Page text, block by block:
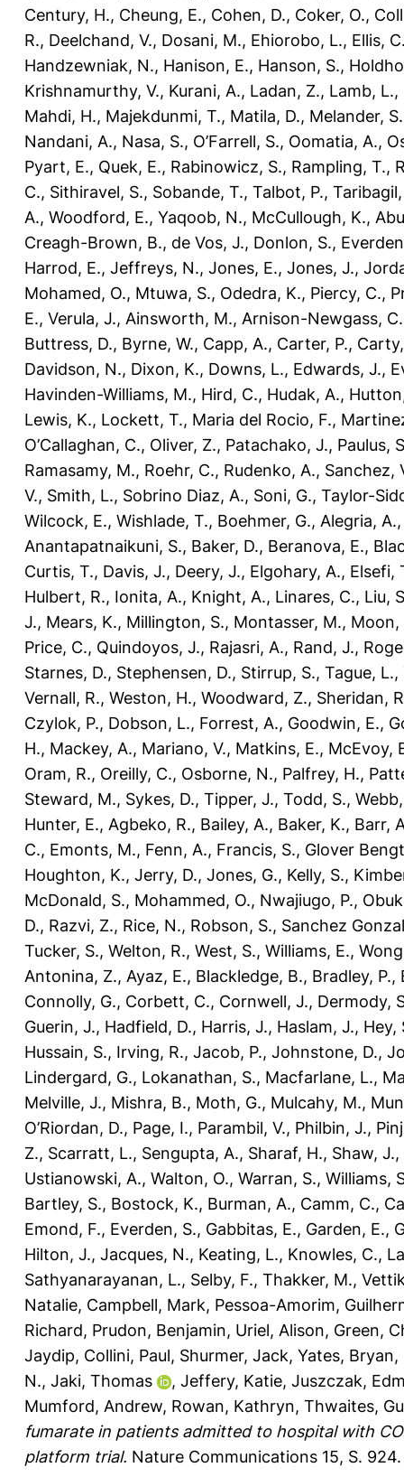
Century, H., Cheung, E., Cohen, D., Coker, O.,
R., Deelchand, V., Dosani, M., Ehiorobo, L., Ellis,
Handzewniak, N., Hanison, E., Hanson, S.,
Krishnamurthy, V., Kurani, A., Ladan, Z., Lamb, L.,
Mahdi, H., Majekdunmi, T., Matila, D., Melander, S.
Nandani, A., Nasa, S., O’Farrell, S., Oomatia, A.,
Pyart, E., Quek, E., Rabinowicz, S., Rampling, T.,
C., Sithiravel, S., Sobande, T., Talbot, P., Taribagil,
A., Woodford, E., Yaqoob, N., McCullough, K.,
Creagh-Brown, B., de Vos, J., Donlon, S.,
Harrod, E., Jeffreys, N., Jones, E., Jones, J.,
Mohamed, O., Mtuwa, S., Odedra, K., Piercy, C.,
E., Verula, J., Ainsworth, M., Arnison-Newgass, C.
Buttress, D., Byrne, W., Capp, A., Carter, P.,
Davidson, N., Dixon, K., Downs, L., Edwards, J.,
Havinden-Williams, M., Hird, C., Hudak, A.,
Lewis, K., Lockett, T., Maria del Rocio, F.,
O’Callaghan, C., Oliver, Z., Patachako, J., Paulus,
Ramasamy, M., Roehr, C., Rudenko, A., Sanchez,
V., Smith, L., Sobrino Diaz, A., Soni, G., Taylor-
Wilcock, E., Wishlade, T., Boehmer, G., Alegria, A.
Anantapatnaikuni, S., Baker, D., Beranova, E.,
Curtis, T., Davis, J., Deery, J., Elgohary, A., Elsefi,
Hulbert, R., Ionita, A., Knight, A., Linares, C., Liu,
J., Mears, K., Millington, S., Montasser, M., Moon,
Price, C., Quindoyos, J., Rajasri, A., Rand, J.,
Starnes, D., Stephensen, D., Stirrup, S., Tague, L.,
Vernall, R., Weston, H., Woodward, Z., Sheridan,
Czylok, P., Dobson, L., Forrest, A., Goodwin, E.,
H., Mackey, A., Mariano, V., Matkins, E., McEvoy,
Oram, R., Oreilly, C., Osborne, N., Palfrey, H.,
Steward, M., Sykes, D., Tipper, J., Todd, S.,
Hunter, E., Agbeko, R., Bailey, A., Baker, K., Barr,
C., Emonts, M., Fenn, A., Francis, S., Glover
Houghton, K., Jerry, D., Jones, G., Kelly, S.,
McDonald, S., Mohammed, O., Nwajiugo, P.,
D., Razvi, Z., Rice, N., Robson, S., Sanchez
Tucker, S., Welton, R., West, S., Williams, E.,
Antonina, Z., Ayaz, E., Blackledge, B., Bradley, P.,
Connolly, G., Corbett, C., Cornwell, J., Dermody,
Guerin, J., Hadfield, D., Harris, J., Haslam, J., Hey,
Hussain, S., Irving, R., Jacob, P., Johnstone, D.,
Lindergard, G., Lokanathan, S., Macfarlane, L.,
Melville, J., Mishra, B., Moth, G., Mulcahy, M.,
O’Riordan, D., Page, I., Parambil, V., Philbin, J.,
Z., Scarratt, L., Sengupta, A., Sharaf, H., Shaw, J.,
Ustianowski, A., Walton, O., Warran, S., Williams,
Bartley, S., Bostock, K., Burman, A., Camm, C.,
Emond, F., Everden, S., Gabbitas, E., Garden, E.,
Hilton, J., Jacques, N., Keating, L., Knowles, C.,
Sathyanarayanan, L., Selby, F., Thakker, M.,
Natalie, Campbell, Mark, Pessoa-Amorim,
Richard, Prudon, Benjamin, Uriel, Alison, Green,
Jaydip, Collini, Paul, Shurmer, Jack, Yates, Bryan,
N., Jaki, Thomas , Jeffery, Katie, Juszczak,
Mumford, Andrew, Rowan, Kathryn, Thwaites,
fumarate in patients admitted to hospital with
platform trial. Nature Communications 15, S. 924.